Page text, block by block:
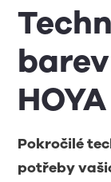
HOYA
Pokročilé
potřeby